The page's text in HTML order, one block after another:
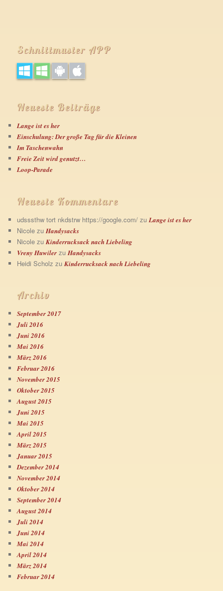
Schnittmuster APP
Neueste Beiträge
Lange ist es her
Einschulung: Der große Tag für die Kleinen
Im Taschenwahn
Freie Zeit wird genutzt…
Loop-Parade
Neueste Kommentare
udsssthw tort nkdstrw https://google.com/ zuLange ist es her
Nicole zuHandysacks
Nicole zuKinderrucksack nach Liebeling
Vreny Huwiler zuHandysacks
Heidi Scholz zuKinderrucksack nach Liebeling
Archiv
September 2017
Juli 2016
Juni 2016
Mai 2016
März 2016
Februar 2016
November 2015
Oktober 2015
August 2015
Juni 2015
Mai 2015
April 2015
März 2015
Januar 2015
Dezember 2014
November 2014
Oktober 2014
September 2014
August 2014
Juli 2014
Juni 2014
Mai 2014
April 2014
März 2014
Februar 2014